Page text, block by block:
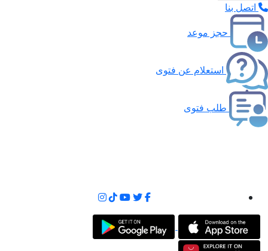
اتصل بنا
حجز موعد
استعلام عن فتوى
طلب فتوى